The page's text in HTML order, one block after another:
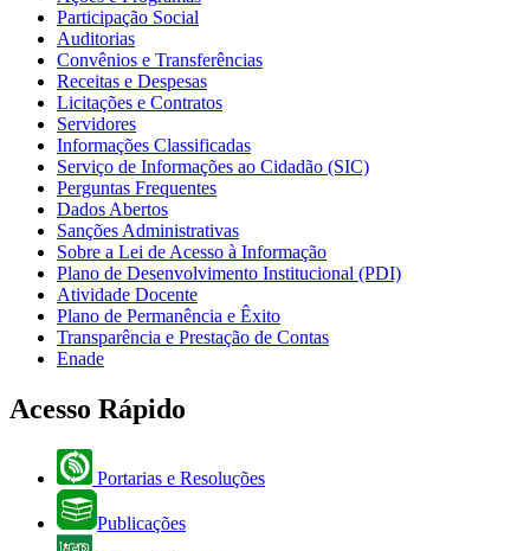
Participação Social
Auditorias
Convênios e Transferências
Receitas e Despesas
Licitações e Contratos
Servidores
Informações Classificadas
Serviço de Informações ao Cidadão (SIC)
Perguntas Frequentes
Dados Abertos
Sanções Administrativas
Sobre a Lei de Acesso à Informação
Plano de Desenvolvimento Institucional (PDI)
Atividade Docente
Plano de Permanência e Êxito
Transparência e Prestação de Contas
Enade
Acesso Rápido
Portarias e Resoluções
Publicações